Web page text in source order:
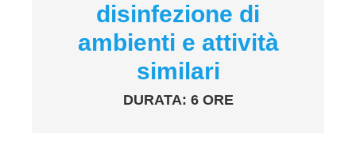
disinfezione di
ambienti e attività
similari
DURATA: 6 ORE